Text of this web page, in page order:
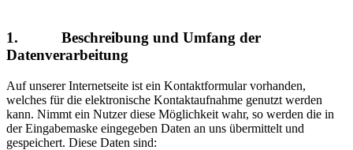
1. Beschreibung und Umfang der
Datenverarbeitung
Auf unserer Internetseite ist ein Kontaktformular vorhanden,
welches für die elektronische Kontaktaufnahme genutzt werden
kann. Nimmt ein Nutzer diese Möglichkeit wahr, so werden die in
der Eingabemaske eingegeben Daten an uns übermittelt und
gespeichert. Diese Daten sind: